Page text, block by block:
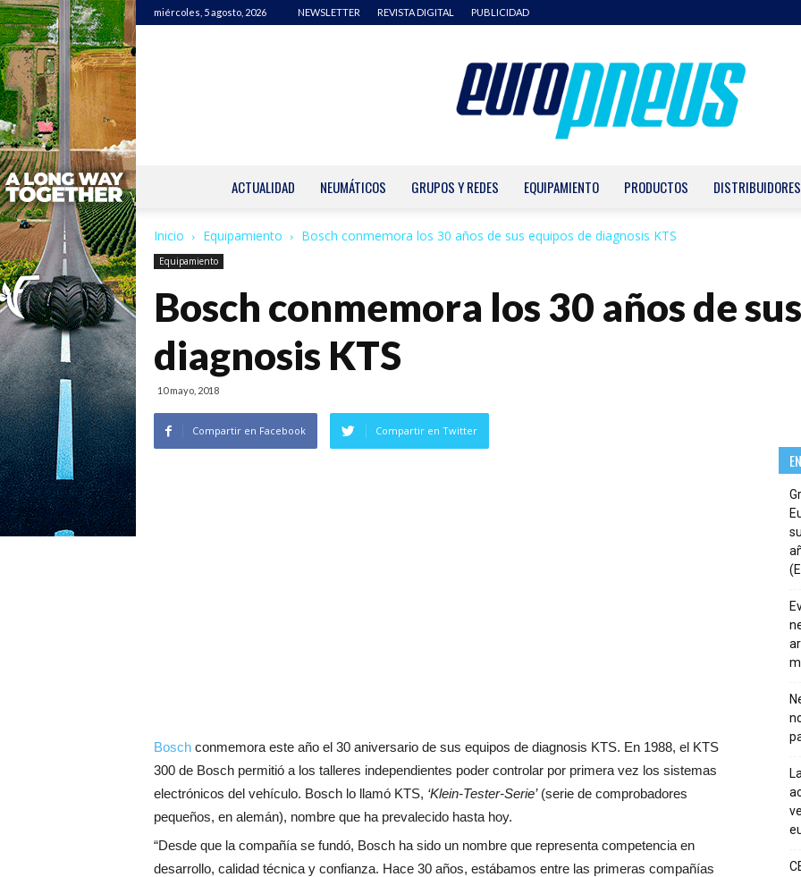
miércoles, 5 agosto, 2026 NEWSLETTER REVISTA DIGITAL PUBLICIDAD
ACTUALIDAD NEUMÁTICOS GRUPOS Y REDES EQUIPAMIENTO PRODUCTOS DISTRIBUIDORES
Inicio Equipamiento Bosch conmemora los 30 años de sus equipos de diagnosis KTS
Equipamiento
Bosch conmemora los 30 años de
diagnosis KTS
10 mayo, 2018
Compartir en Facebook Compartir en Twitter
Bosch conmemora este año el 30 aniversario de sus equipos de diagnosis KTS. En 1988, el KTS
300 de Bosch permitió a los talleres independientes poder controlar por primera vez los sistemas
electrónicos del vehículo. Bosch lo llamó KTS, ‘Klein-Tester-Serie’(serie de comprobadores
pequeños, en alemán), nombre que ha prevalecido hasta hoy.
“Desde que la compañía se fundó, Bosch ha sido un nombre que representa competencia en
desarrollo, calidad técnica y confianza. Hace 30 años, estábamos entre las primeras compañías